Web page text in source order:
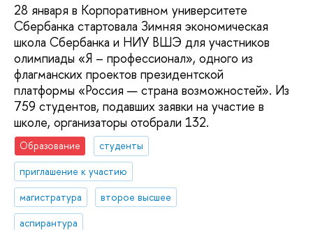
28 января в Корпоративном университете
Сбербанка стартовала Зимняя экономическая
школа Сбербанка и НИУ ВШЭ для участников
олимпиады «Я – профессионал», одного из
флагманских проектов президентской
платформы «Россия — страна возможностей». Из
759 студентов, подавших заявки на участие в
школе, организаторы отобрали 132.
Образование
студенты
приглашение к участию
магистратура
второе высшее
аспирантура